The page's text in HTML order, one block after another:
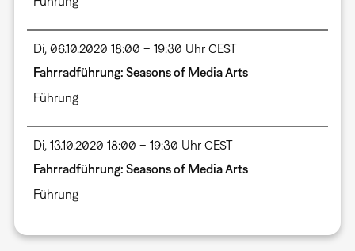
Di, 06.10.2020 18:00 – 19:30 Uhr CEST
Fahrradführung: Seasons of Media Arts
Führung
Di, 13.10.2020 18:00 – 19:30 Uhr CEST
Fahrradführung: Seasons of Media Arts
Führung